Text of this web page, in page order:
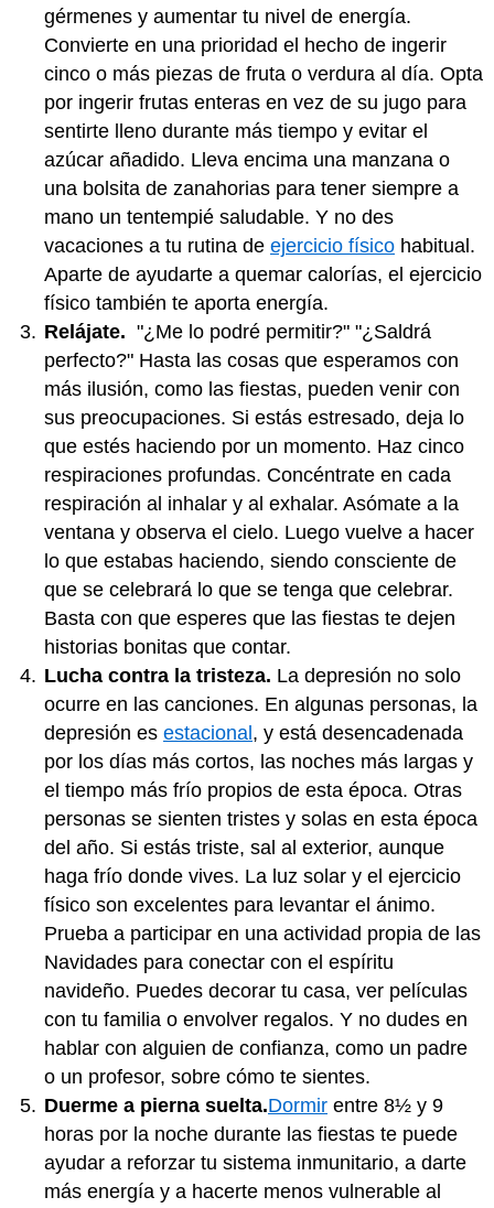
gérmenes y aumentar tu nivel de energía.
Convierte en una prioridad el hecho de ingerir
cinco o más piezas de fruta o verdura al día. Opta
por ingerir frutas enteras en vez de su jugo para
sentirte lleno durante más tiempo y evitar el
azúcar añadido. Lleva encima una manzana o
una bolsita de zanahorias para tener siempre a
mano un tentempié saludable. Y no des
vacaciones a tu rutina de ejercicio físico habitual.
Aparte de ayudarte a quemar calorías, el ejercicio
físico también te aporta energía.
Relájate. "¿Me lo podré permitir?" "¿Saldrá
perfecto?" Hasta las cosas que esperamos con
más ilusión, como las fiestas, pueden venir con
sus preocupaciones. Si estás estresado, deja lo
que estés haciendo por un momento. Haz cinco
respiraciones profundas. Concéntrate en cada
respiración al inhalar y al exhalar. Asómate a la
ventana y observa el cielo. Luego vuelve a hacer
lo que estabas haciendo, siendo consciente de
que se celebrará lo que se tenga que celebrar.
Basta con que esperes que las fiestas te dejen
historias bonitas que contar.
Lucha contra la tristeza. La depresión no solo
ocurre en las canciones. En algunas personas, la
depresión es estacional , y está desencadenada
por los días más cortos, las noches más largas y
el tiempo más frío propios de esta época. Otras
personas se sienten tristes y solas en esta época
del año. Si estás triste, sal al exterior, aunque
haga frío donde vives. La luz solar y el ejercicio
físico son excelentes para levantar el ánimo.
Prueba a participar en una actividad propia de las
Navidades para conectar con el espíritu
navideño. Puedes decorar tu casa, ver películas
con tu familia o envolver regalos. Y no dudes en
hablar con alguien de confianza, como un padre
o un profesor, sobre cómo te sientes.
Duerme a pierna suelta.Dormir entre 8½ y 9
horas por la noche durante las fiestas te puede
ayudar a reforzar tu sistema inmunitario, a darte
más energía y a hacerte menos vulnerable al